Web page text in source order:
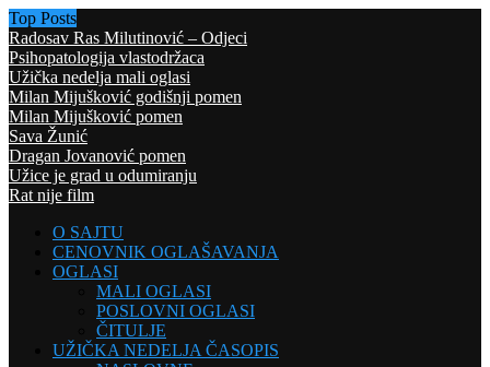
Top Posts
Radosav Ras Milutinović – Odjeci
Psihopatologija vlastodržaca
Užička nedelja mali oglasi
Milan Mijušković godišnji pomen
Milan Mijušković pomen
Sava Žunić
Dragan Jovanović pomen
Užice je grad u odumiranju
Rat nije film
O SAJTU
CENOVNIK OGLAŠAVANJA
OGLASI
MALI OGLASI
POSLOVNI OGLASI
ČITULJE
UŽIČKA NEDELJA ČASOPIS